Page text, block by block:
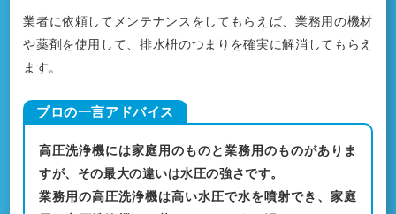
業者に依頼してメンテナンスをしてもらえば、業務用の機材
や薬剤を使用して、排水枡のつまりを確実に解消してもらえ
ます。
高圧洗浄機には家庭用のものと業務用のものがありま
すが、その最大の違いは水圧の強さです。
業務用の高圧洗浄機は高い水圧で水を噴射でき、家庭